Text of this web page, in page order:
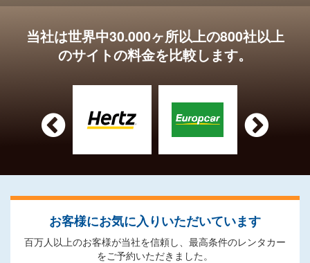
当社は世界中30.000ヶ所以上の800社以上
のサイトの料金を比較します。
 
お客様にお気に入りいただいています
百万人以上のお客様が当社を信頼し、最高条件のレンタカー
をご予約いただきました。